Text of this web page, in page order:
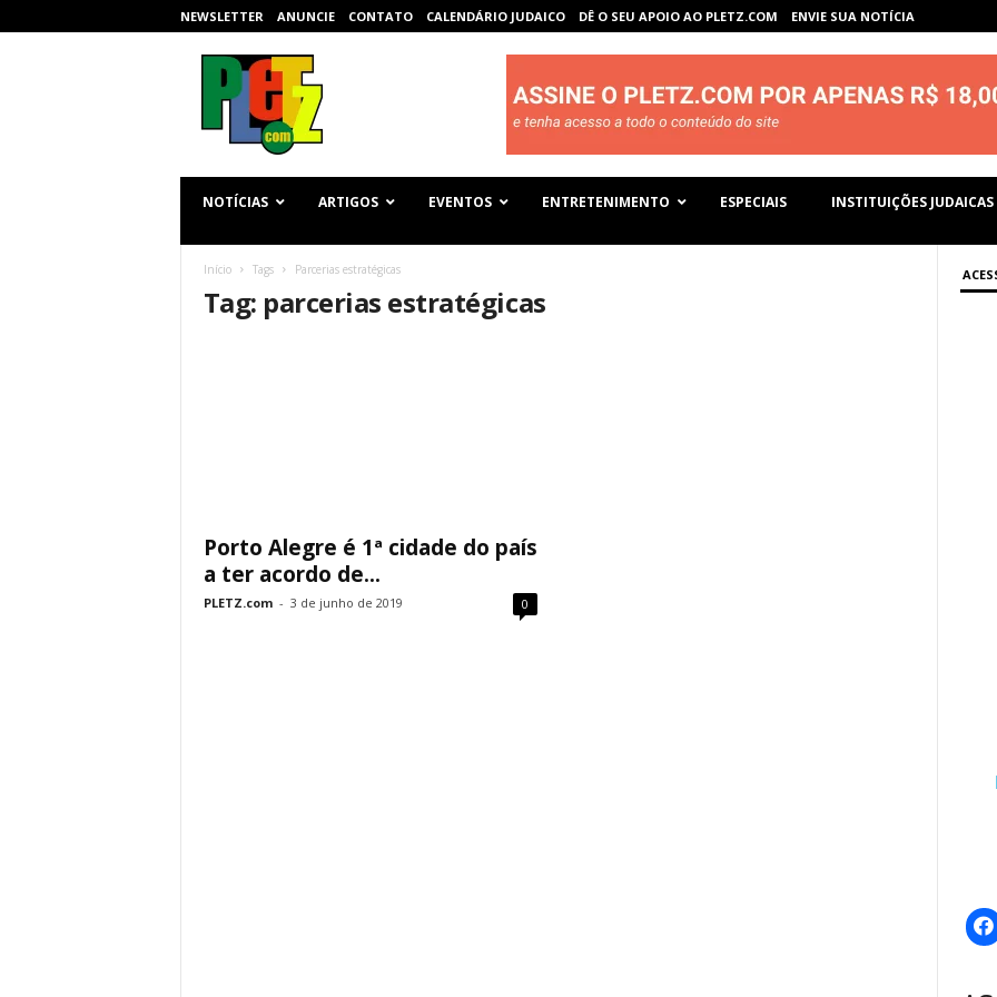
NEWSLETTER ANUNCIE CONTATO CALENDÁRIO JUDAICO DÊ O SEU APOIO AO PLETZ.COM ENVIE SUA NOTÍCIA
NOTÍCIAS ARTIGOS EVENTOS ENTRETENIMENTO ESPECIAIS INSTITUIÇÕES JUDAICAS
Início Tags Parcerias estratégicas
Tag: parcerias estratégicas
Porto Alegre é 1ª cidade do país
a ter acordo de...
PLETZ.com - 3 de junho de 2019 0